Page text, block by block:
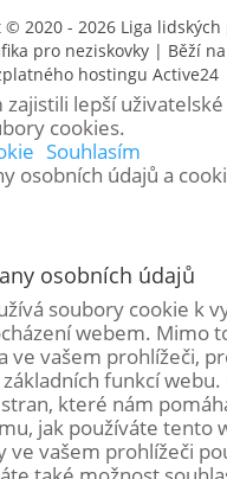
© 2020 - 2026 Liga lidských
pro neziskovky| Běží na
hostingu Active24
lepší
cookies.
Souhlasím
osobních údajů a
osobních údajů
soubory cookie k
webem. Mimo
ve vašem prohlížeči,
funkcí
které nám
jak používáte tento
ve vašem prohlížeči